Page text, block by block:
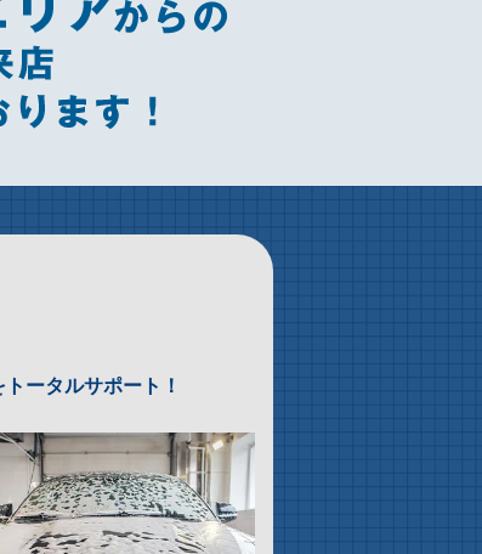
ータルサポート！